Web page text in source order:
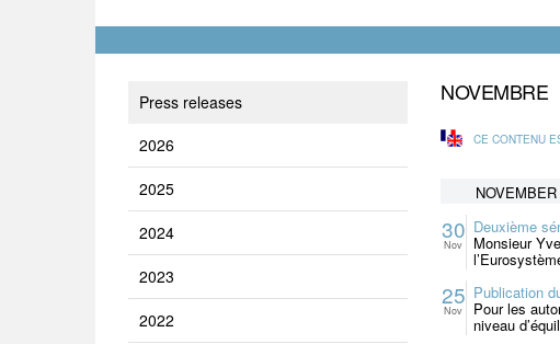
Press releases
2026
2025
2024
2023
2022
NOVEMBRE
CE CONTENU
30
Nov
Deuxième
Monsieur
25
Nov
Publication
Pour les
niveau